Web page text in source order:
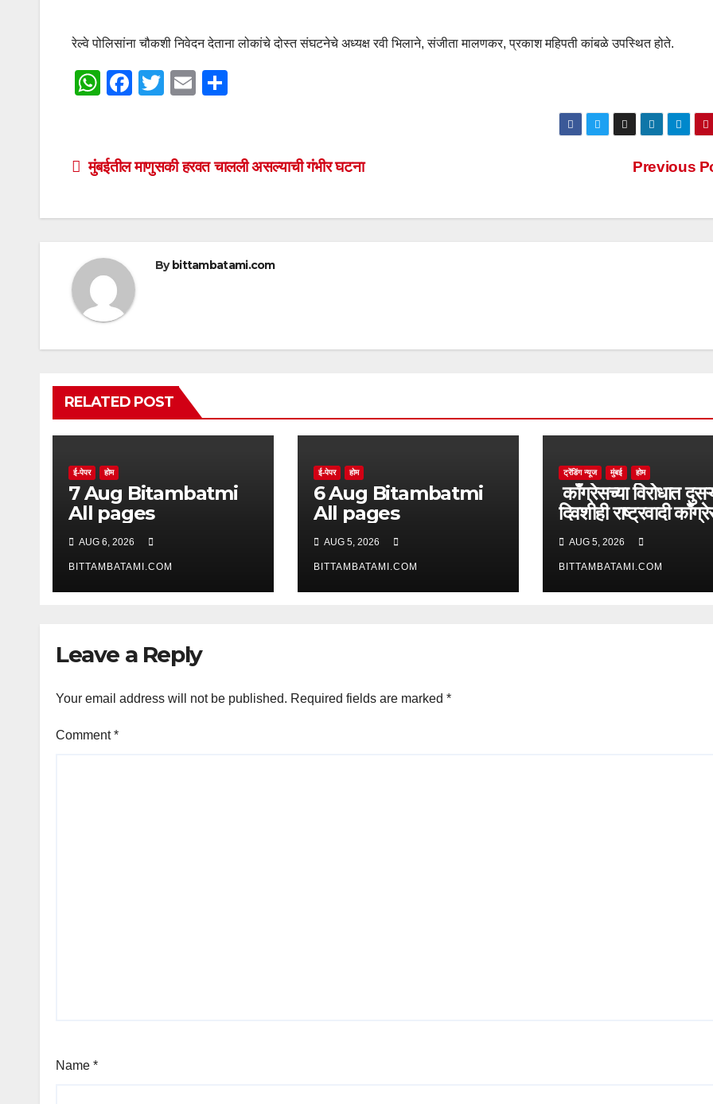
रेल्वे पोलिसांना चौकशी निवेदन देताना लोकांचे दोस्त संघटनेचे अध्यक्ष रवी भिलाने, संजीता मालणकर, प्रकाश महिपती कांबळे उपस्थित होते.
W
s
p
F
e
o
T
er
E
e
Post
Previous
मुंबईतील माणुसकी हरवत चालली असल्याची गंभीर घटना
By bittambatami.com
RELATED POST
ई-पेपर होम
7 Aug Bitambatmi
All pages
AUG 6, 2026
BITTAMBATAMI.COM
ई-पेपर होम
6 Aug Bitambatmi
All pages
AUG 5, 2026
BITTAMBATAMI.COM
ट्रेंडिंग न्यूज मुंबई होम
काँग्रेसच्या विरोधात
दिवशीही राष्ट्रवादी
आक्रमक
AUG 5, 2026
BITTAMBATAMI.COM
Leave a Reply
Your email address will not be published. Required fields are marked *
Comment*
Name *